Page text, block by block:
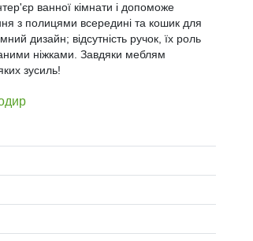
ванної кімнати і допоможе
з полицями всередині та кошик для
дизайн; відсутність ручок, їх роль
ніжками. Завдяки меблям
зусиль!